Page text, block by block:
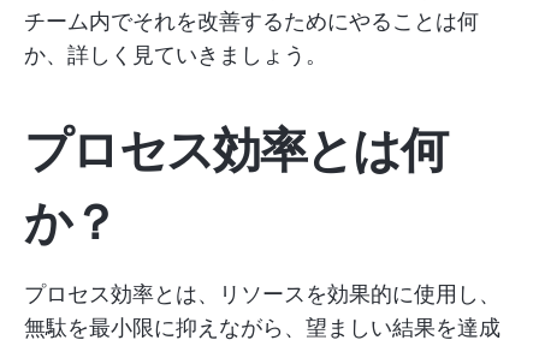
チーム内でそれを改善するためにやることは何
か、詳しく見ていきましょう。
プロセス効率とは何
か？
プロセス効率とは、リソースを効果的に使用し、
無駄を最小限に抑えながら、望ましい結果を達成